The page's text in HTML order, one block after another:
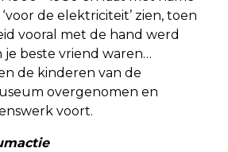
de elektriciteit’ zien, toen
vooral met de hand werd
beste vriend waren…
de kinderen van de
overgenomen en
voort.